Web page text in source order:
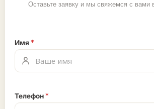
Оставьте заявку и мы свяжемся с вами
Имя *
Телефон*